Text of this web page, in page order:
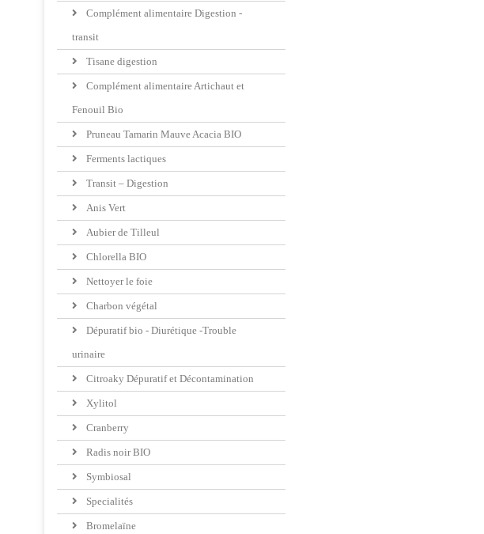
Complément alimentaire Digestion -
transit
Tisane digestion
Complément alimentaire Artichaut et
Fenouil Bio
Pruneau Tamarin Mauve Acacia BIO
Ferments lactiques
Transit – Digestion
Anis Vert
Aubier de Tilleul
Chlorella BIO
Nettoyer le foie
Charbon végétal
Dépuratif bio - Diurétique -Trouble
urinaire
Citroaky Dépuratif et Décontamination
Xylitol
Cranberry
Radis noir BIO
Symbiosal
Specialités
Bromelaïne